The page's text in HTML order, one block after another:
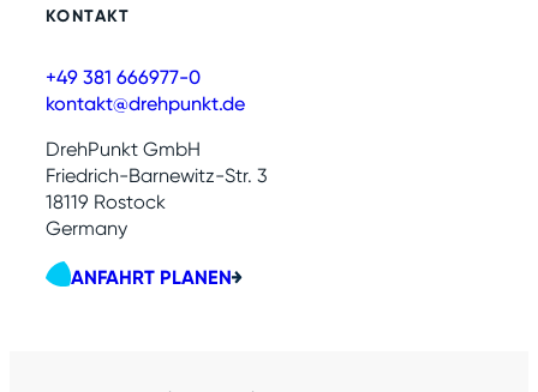
KONTAKT
+49 381 666977-0
kontakt@drehpunkt.de
DrehPunkt GmbH
Friedrich-Barnewitz-Str. 3
18119 Rostock
Germany
ANFAHRT PLANEN